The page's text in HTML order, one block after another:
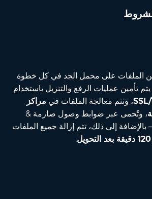
الملفات على محمل الجد في كل خطوة
تأمين عمليات الرفع والتنزيل باستخدام
، وتتم معالجة الملفات في مراكز
، وتُحمى عبر ضوابط وصول صارمة &
إلى ذلك، تتم إزالة جميع الملفات
120 دقيقة بعد التحويل .